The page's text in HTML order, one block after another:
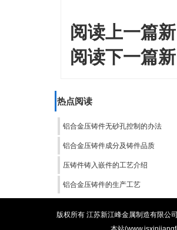
阅读上一篇
阅读下一篇
热点阅读
铝合金压铸件无砂孔控制的办法
铝合金压铸件成分及铸件品质
压铸件铸入嵌件的工艺介绍
铝合金压铸件的生产工艺
版权所有 江苏新江峰金属制造有限公